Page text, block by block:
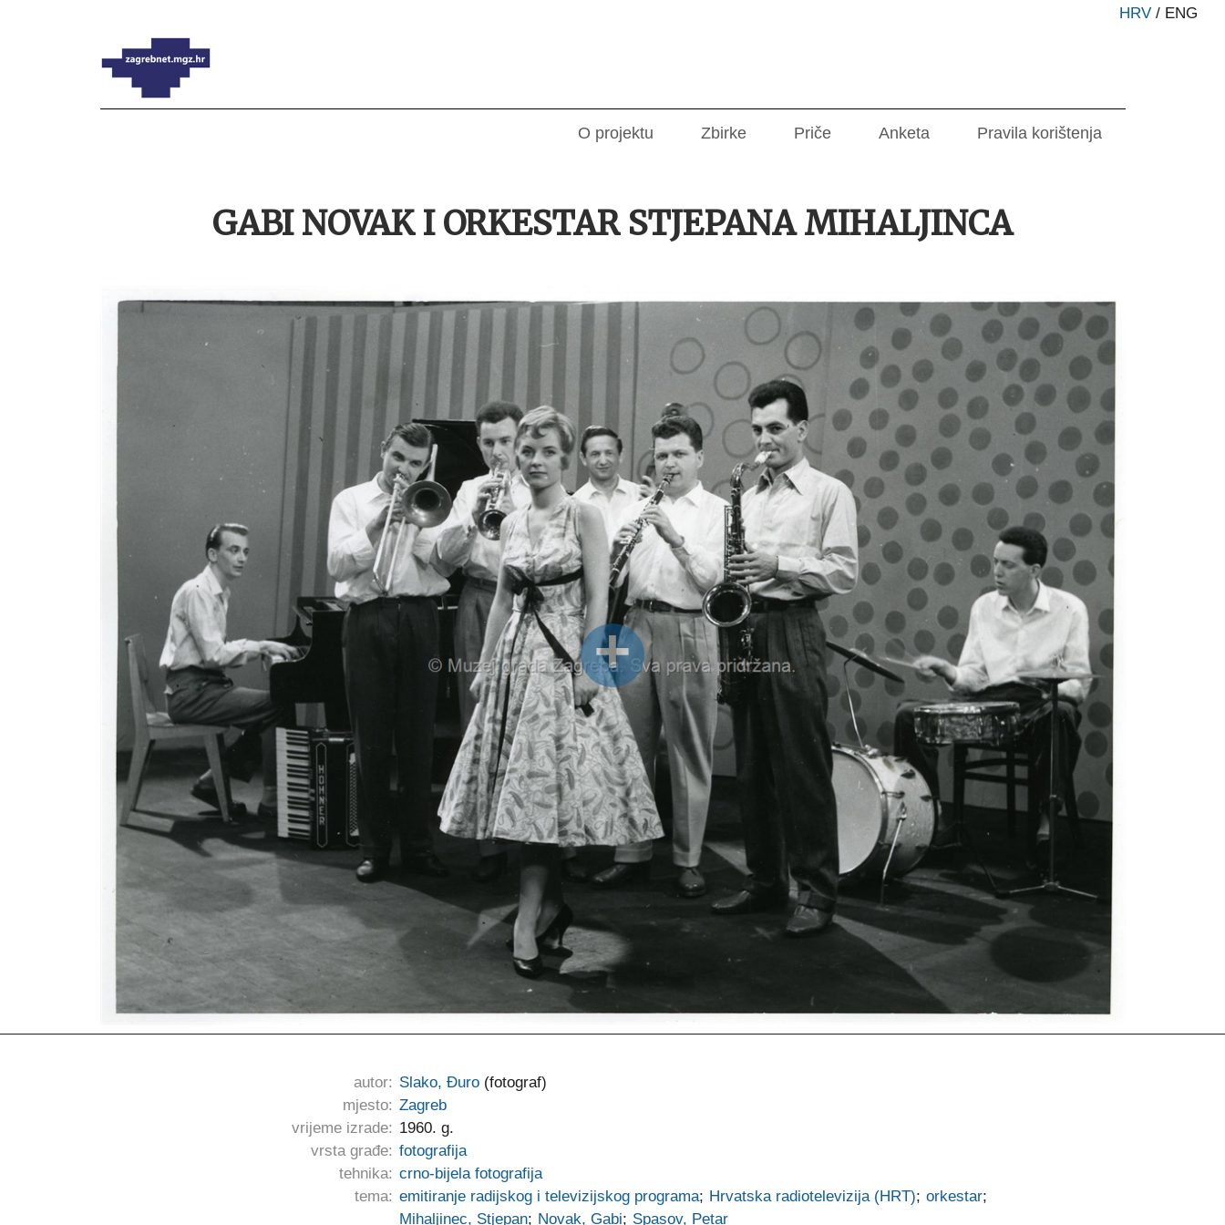
HRV / ENG
O projektu Zbirke Priče Anketa Pravila korištenja
GABI NOVAK I ORKESTAR STJEPANA MIHALJINCA
autor: Slako, Đuro (fotograf)
mjesto: Zagreb
vrijeme izrade: 1960. g.
vrsta građe: fotografija
tehnika: crno-bijela fotografija
tema: emitiranje radijskog i televizijskog programa; Hrvatska radiotelevizija (HRT); orkestar;
Mihaljinec, Stjepan; Novak, Gabi; Spasov, Petar